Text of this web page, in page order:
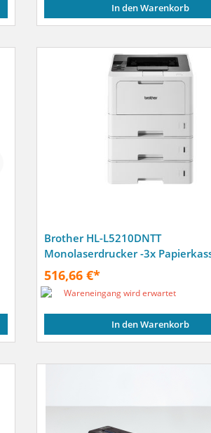
In den Warenkorb
Brother HL-L5210DNTT
Monolaserdrucker -3x
516,66 €*
Wareneingang wird erwartet
In den Warenkorb